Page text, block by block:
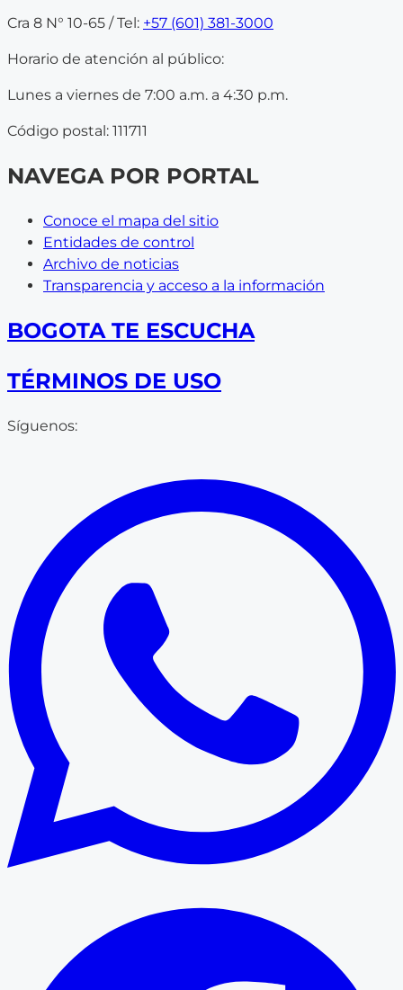
Cra 8 N° 10-65 / Tel: +57 (601) 381-3000
Horario de atención al público:
Lunes a viernes de 7:00 a.m. a 4:30 p.m.
Código postal: 111711
NAVEGA POR PORTAL
Conoce el mapa del sitio
Entidades de control
Archivo de noticias
Transparencia y acceso a la información
BOGOTA TE ESCUCHA
TÉRMINOS DE USO
Síguenos: